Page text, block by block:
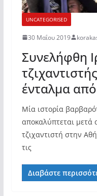
UNCATEGORISED
30 Μαΐου 2019
Συνελήφθη
ένταλμα
Μία ιστορία
αποκαλύπτεται μετά
τζιχαντιστή στην
τις
Διαβάστε